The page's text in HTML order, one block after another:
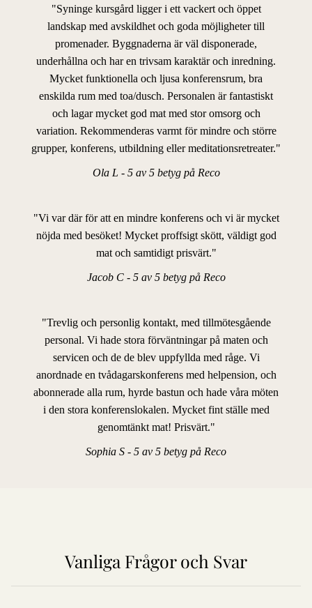
"Syninge kursgård ligger i ett vackert och öppet
landskap med avskildhet och goda möjligheter till
promenader. Byggnaderna är väl disponerade,
underhållna och har en trivsam karaktär och inredning.
Mycket funktionella och ljusa konferensrum, bra
enskilda rum med toa/dusch. Personalen är fantastiskt
och lagar mycket god mat med stor omsorg och
variation. Rekommenderas varmt för mindre och större
grupper, konferens, utbildning eller meditationsretreater."
Ola L - 5 av 5 betyg på Reco
"Vi var där för att en mindre konferens och vi är mycket
nöjda med besöket! Mycket proffsigt skött, väldigt god
mat och samtidigt prisvärt."
Jacob C - 5 av 5 betyg på Reco
"Trevlig och personlig kontakt, med tillmötesgående
personal. Vi hade stora förväntningar på maten och
servicen och de de blev uppfyllda med råge. Vi
anordnade en tvådagarskonferens med helpension, och
abonnerade alla rum, hyrde bastun och hade våra möten
i den stora konferenslokalen. Mycket fint ställe med
genomtänkt mat! Prisvärt."
Sophia S - 5 av 5 betyg på Reco
Vanliga Frågor och Svar